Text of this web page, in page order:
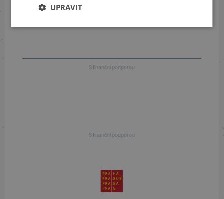
S finanční podporou
S finanční podporou
UPRAVIT